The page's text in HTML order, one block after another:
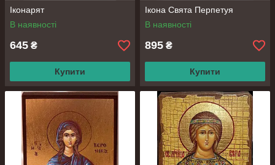
Іконарят
В наявності
645 ₴
Купити
Ікона Свята Перпетуя
В наявності
895 ₴
Купити